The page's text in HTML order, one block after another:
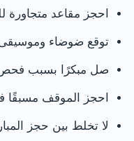
احجز مقاعد متجاورة
توقع ضوضاء وموسيقى
صل مبكرًا بسبب فحص
احجز الموقف مسبقًا
لا تخلط بين حجز